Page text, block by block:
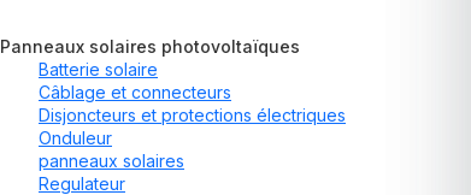
Panneaux solaires photovoltaïques
Batterie solaire
Câblage et connecteurs
Disjoncteurs et protections électriques
Onduleur
panneaux solaires
Regulateur